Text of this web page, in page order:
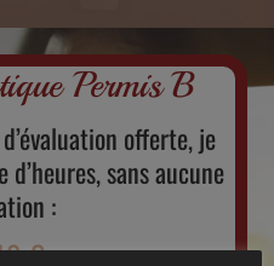
Permis B
offerte, je
sans aucune
:
€